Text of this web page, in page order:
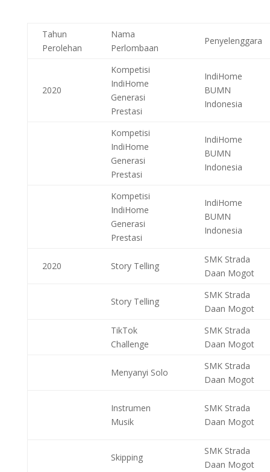
Tahun
Perolehan
Nama
Perlombaan
Penyelenggara
2020
Kompetisi
IndiHome
Generasi
Prestasi
IndiHome
BUMN
Indonesia
Kompetisi
IndiHome
Generasi
Prestasi
IndiHome
BUMN
Indonesia
Kompetisi
IndiHome
Generasi
Prestasi
IndiHome
BUMN
Indonesia
2020 Story Telling
SMK Strada
Daan Mogot
Story Telling
SMK Strada
Daan Mogot
TikTok
Challenge
SMK Strada
Daan Mogot
Menyanyi Solo
SMK Strada
Daan Mogot
Instrumen
Musik
SMK Strada
Daan Mogot
Skipping
SMK Strada
Daan Mogot